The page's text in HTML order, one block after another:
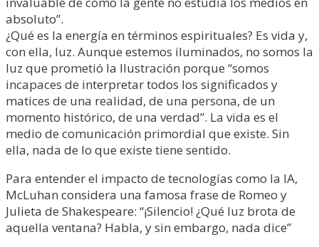
absoluto”.
¿Qué es la energía en términos espirituales? Es vida y,
con ella, luz. Aunque estemos iluminados, no somos la
luz que prometió la Ilustración porque “somos
incapaces de interpretar todos los significados y
matices de una realidad, de una persona, de un
momento histórico, de una verdad”. La vida es el
medio de comunicación primordial que existe. Sin
ella, nada de lo que existe tiene sentido.
Para entender el impacto de tecnologías como la IA,
McLuhan considera una famosa frase de Romeo y
Julieta de Shakespeare: “¡Silencio! ¿Qué luz brota de
aquella ventana? Habla, y sin embargo, nada dice”